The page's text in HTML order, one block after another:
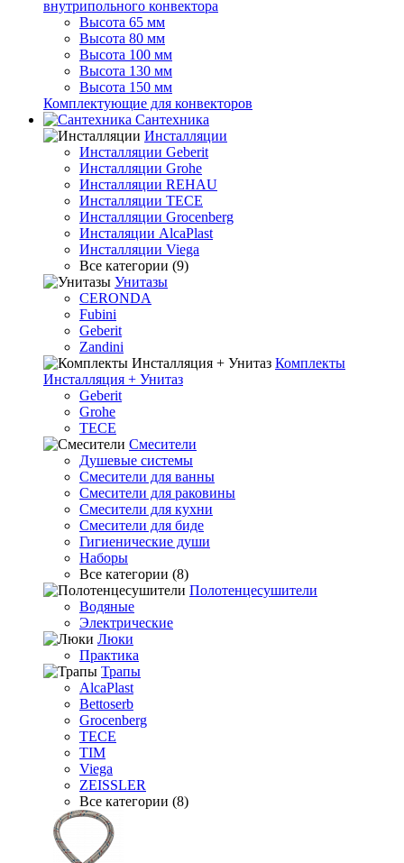
внутрипольного конвектора
Высота 65 мм
Высота 80 мм
Высота 100 мм
Высота 130 мм
Высота 150 мм
Комплектующие для конвекторов
Сантехника
Инсталляции
Инсталляции Geberit
Инсталляции Grohe
Инсталляции REHAU
Инсталляции TECE
Инсталляции Grocenberg
Инсталяции AlcaPlast
Инсталляции Viega
Все категории (9)
Унитазы
CERONDA
Fubini
Geberit
Zandini
Комплекты
Инсталляция + Унитаз
Geberit
Grohe
TECE
Смесители
Душевые системы
Смесители для ванны
Смесители для раковины
Смесители для кухни
Смесители для биде
Гигиенические души
Наборы
Все категории (8)
Полотенцесушители
Водяные
Электрические
Люки
Практика
Трапы
AlcaPlast
Bettoserb
Grocenberg
TECE
TIM
Viega
ZEISSLER
Все категории (8)